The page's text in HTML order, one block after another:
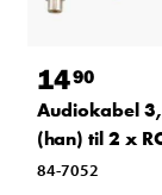
1490
Audiokabel
(han) til 2 x
84-7052